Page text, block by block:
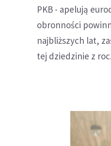
PKB - apelują
obronności
najbliższych lat,
tej dziedzinie z